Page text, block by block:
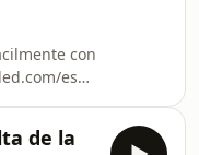
de
app.
para
Envíanos
por
con
es
tener
de la